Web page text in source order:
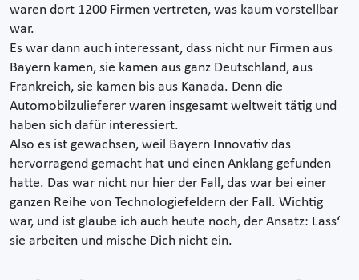
waren dort 1200 Firmen vertreten, was kaum vorstellbar
war.
Es war dann auch interessant, dass nicht nur Firmen aus
Bayern kamen, sie kamen aus ganz Deutschland, aus
Frankreich, sie kamen bis aus Kanada. Denn die
Automobilzulieferer waren insgesamt weltweit tätig und
haben sich dafür interessiert.
Also es ist gewachsen, weil Bayern Innovativ das
hervorragend gemacht hat und einen Anklang gefunden
hatte. Das war nicht nur hier der Fall, das war bei einer
ganzen Reihe von Technologiefeldern der Fall. Wichtig
war, und ist glaube ich auch heute noch, der Ansatz: Lass‘
sie arbeiten und mische Dich nicht ein.